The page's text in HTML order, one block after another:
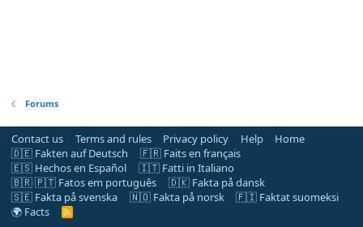
Forums
Contact us Terms and rules Privacy policy Help
Home
🇩🇪 Fakten auf Deutsch
🇫🇷 Faits en français
🇪🇸 Hechos en Español
🇮🇹 Fatti in Italiano
🇧🇷 🇵🇹 Fatos em português
🇩🇰 Fakta på dansk
🇸🇪 Fakta på svenska
🇳🇴 Fakta på norsk
🇫🇮 Faktat suomeksi
🌍 Facts
R